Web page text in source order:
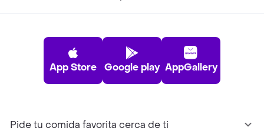
App Store Google play AppGallery
Pide tu comida favorita cerca de ti